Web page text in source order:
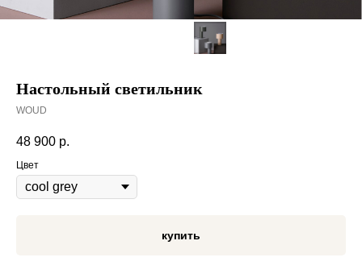
Настольный светильник
WOUD
48 900 р.
Цвет
купить